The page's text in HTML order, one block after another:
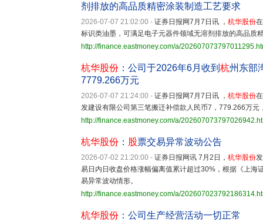
剂排放的高品质精密涂装制造工艺要求
2026-07-07 21:02:00 - 证券日报网7月7日讯 ， 杭华股份
标识类油墨，可满足电子元器件领域无溶剂排放的高品质
http://finance.eastmoney.com/a/
杭华股份 ：公司于2026年6月收到 杭州东部
7779.266万元
2026-07-07 21:24:00 - 证券日报网7月7日讯 ， 杭华股份
发建设有限公司第三笔搬迁补偿款人民币7，779.266万
http://finance.eastmoney.com/a/
杭华股份 ： 股票交易异常波动公告
2026-07-02 21:20:00 - 证券日报网讯 7月2日， 杭华股份
易日内日收盘价格涨幅偏离值累计超过30%，根据《上海
易异常波动情形。
http://finance.eastmoney.com/a/
杭华股份 ：公司生产经营活动一切正常